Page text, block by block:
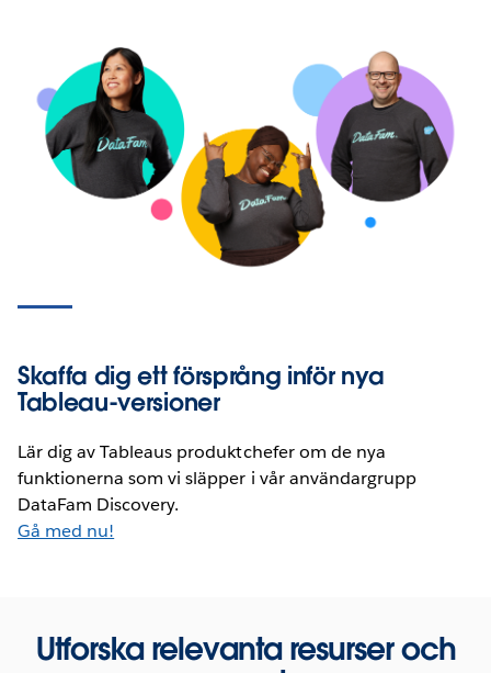
Skaffa dig ett försprång inför nya
Tableau-versioner
Lär dig av Tableaus produktchefer om de nya
funktionerna som vi släpper i vår användargrupp
DataFam Discovery.
Gå med nu!
Utforska relevanta resurser och